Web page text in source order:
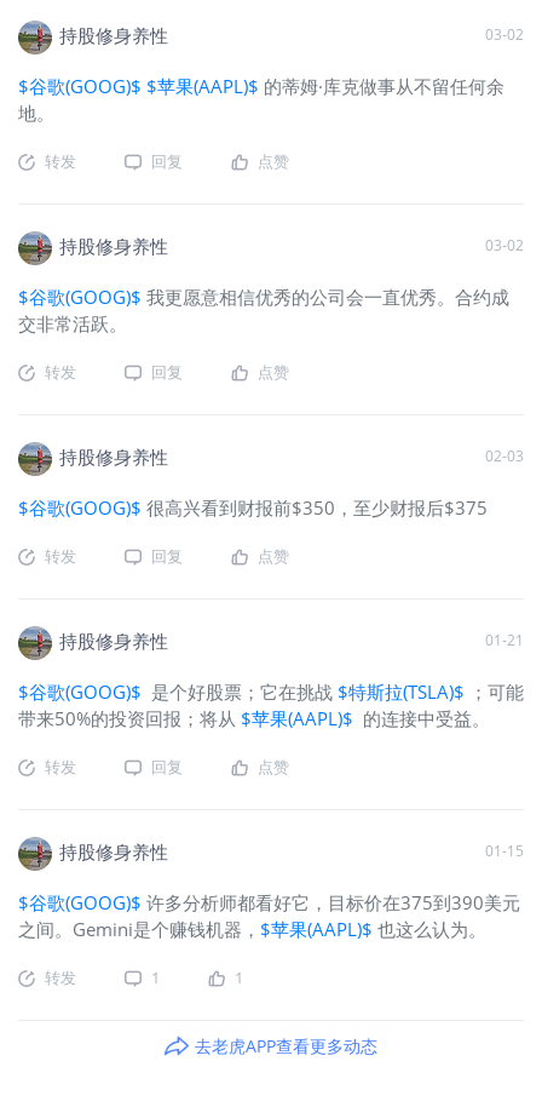
持股修身养性 03-02
$谷歌(GOOG)$ $苹果(AAPL)$ 的蒂姆·库克做事从不留任何余
地。
转发 回复 点赞
持股修身养性 03-02
$谷歌(GOOG)$ 我更愿意相信优秀的公司会一直优秀。合约成
交非常活跃。
转发 回复 点赞
持股修身养性 02-03
$谷歌(GOOG)$ 很高兴看到财报前$350，至少财报后$375
转发 回复 点赞
持股修身养性 01-21
$谷歌(GOOG)$ 是个好股票；它在挑战 $特斯拉(TSLA)$ ；可能
带来50%的投资回报；将从 $苹果(AAPL)$ 的连接中受益。
转发 回复 点赞
持股修身养性 01-15
$谷歌(GOOG)$ 许多分析师都看好它，目标价在375到390美元
之间。Gemini是个赚钱机器， $苹果(AAPL)$ 也这么认为。
转发 1 1
去老虎APP查看更多动态